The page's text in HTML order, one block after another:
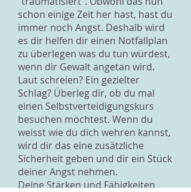
schon einige Zeit her hast, hast du
immer noch Angst. Deshalb wird
es dir helfen dir einen Notfallplan
zu überlegen was du tun würdest,
wenn dir Gewalt angetan wird.
Laut schreien? Ein gezielter
Schlag? Überleg dir, ob du mal
einen Selbstverteidigungskurs
besuchen möchtest. Wenn du
weisst wie du dich wehren kannst,
wird dir das eine zusätzliche
Sicherheit geben und dir ein Stück
deiner Angst nehmen.
Deine Stärken und Fähigkeiten